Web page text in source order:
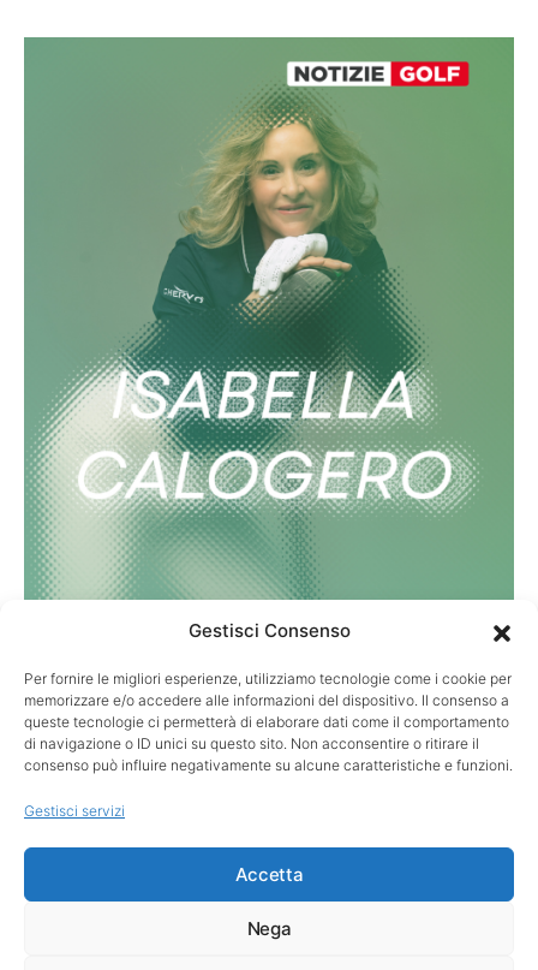
Gestisci Consenso
Per fornire le migliori esperienze, utilizziamo tecnologie come i cookie per
memorizzare e/o accedere alle informazioni del dispositivo. Il consenso a
queste tecnologie ci permetterà di elaborare dati come il comportamento
di navigazione o ID unici su questo sito. Non acconsentire o ritirare il
consenso può influire negativamente su alcune caratteristiche e funzioni.
Gestisci servizi
Accetta
Nega
TECNICA
Un libro di golf che non può mancare in
vacanza
In partenza per le agognate vacanze? Bene, allora vi subito